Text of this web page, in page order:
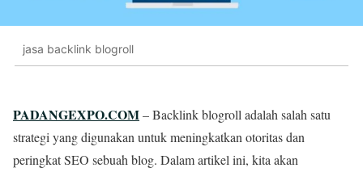
jasa backlink blogroll
PADANGEXPO.COM– Backlink blogroll adalah salah satu
strategi yang digunakan untuk meningkatkan otoritas dan
peringkat SEO sebuah blog. Dalam artikel ini, kita akan